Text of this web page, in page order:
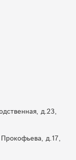
д.23,
д.17,